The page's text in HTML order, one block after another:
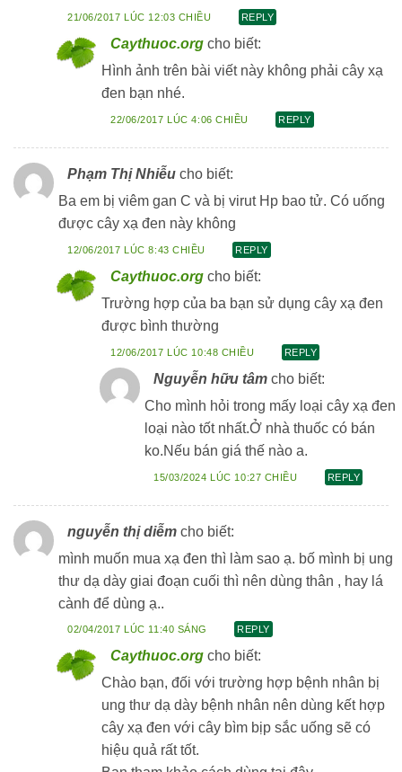
21/06/2017 LÚC 12:03 CHIỀU REPLY
Caythuoc.org cho biết:
Hình ảnh trên bài viết này không phải cây xạ
đen bạn nhé.
22/06/2017 LÚC 4:06 CHIỀU REPLY
Phạm Thị Nhiễu cho biết:
Ba em bị viêm gan C và bị virut Hp bao tử. Có uống
được cây xạ đen này không
12/06/2017 LÚC 8:43 CHIỀU REPLY
Caythuoc.org cho biết:
Trường hợp của ba bạn sử dụng cây xạ đen
được bình thường
12/06/2017 LÚC 10:48 CHIỀU REPLY
Nguyễn hữu tâm cho biết:
Cho mình hỏi trong mấy loại cây xạ đen
loại nào tốt nhất.Ở nhà thuốc có bán
ko.Nếu bán giá thế nào a.
15/03/2024 LÚC 10:27 CHIỀU REPLY
nguyễn thị diễm cho biết:
mình muốn mua xạ đen thì làm sao ạ. bố mình bị ung
thư dạ dày giai đoạn cuối thì nên dùng thân , hay lá
cành để dùng ạ..
02/04/2017 LÚC 11:40 SÁNG REPLY
Caythuoc.org cho biết:
Chào bạn, đối với trường hợp bệnh nhân bị
ung thư dạ dày bệnh nhân nên dùng kết hợp
cây xạ đen với cây bìm bịp sắc uống sẽ có
hiệu quả rất tốt.